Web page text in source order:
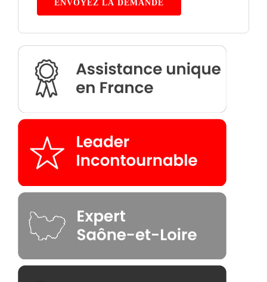
ENVOYEZ LA DEMANDE